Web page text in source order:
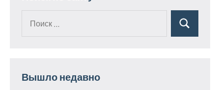
Поиск
Вышло недавно